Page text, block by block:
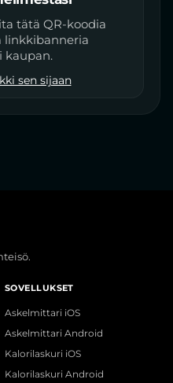
tätä QR-koodia
linkkibanneria
kaupan.
sen sijaan
SOVELLUKSET
Askelmittari iOS
Askelmittari Android
Kalorilaskuri iOS
Kalorilaskuri Android